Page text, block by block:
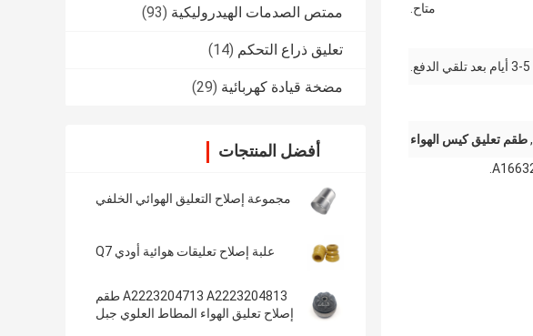
ممتص الصدمات الهيدروليكية (93)
تعليق ذراع التحكم (14)
مضخة قيادة كهربائية (29)
أفضل المنتجات
مجموعة إصلاح التعليق الهوائي الخلفي
علبة إصلاح تعليقات هوائية أودي Q7
A2223204713 A2223204813 طقم
إصلاح تعليق الهواء المطاط العلوي جبل
متاح.
3-5 أيام بعد تلقي الدفع.
,طقم تعليق كيس الهواء